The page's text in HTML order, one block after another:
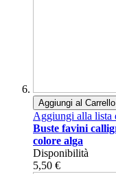
Aggiungi al Carrello
Aggiungi alla lista
Buste favini
colore alga
Disponibilità
5,50 €